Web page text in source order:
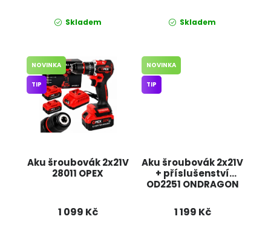
Skladem Skladem
Aku šroubovák 2x21V
28011 OPEX
NOVINKA
TIP
1 099 Kč
Aku šroubovák 2x21V
+ příslušenství
OD2251 ONDRAGON
NOVINKA
TIP
1 199 Kč